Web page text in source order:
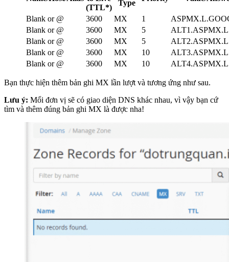
(TTL*)
Type
Blank or @ 3600 MX 1
Blank or @
3600 MX 5
Blank or @
3600 MX 5
Blank or @
3600 MX 10
Blank or @
3600 MX 10
Bạn thực hiện thêm bản ghi MX lần lượt và tương ứng như sau.
Lưu ý: Mổi đơn vị sẽ có giao diện DNS khác nhau, vì vậy bạn cứ
tìm và thêm đúng bản ghi MX là được nha!